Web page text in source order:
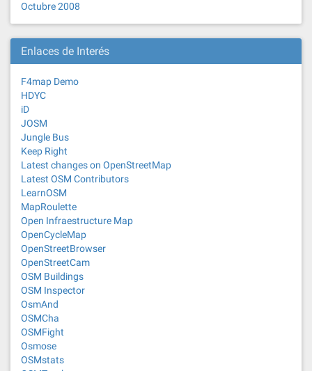
Octubre 2008
Enlaces de Interés
F4map Demo
HDYC
iD
JOSM
Jungle Bus
Keep Right
Latest changes on OpenStreetMap
Latest OSM Contributors
LearnOSM
MapRoulette
Open Infraestructure Map
OpenCycleMap
OpenStreetBrowser
OpenStreetCam
OSM Buildings
OSM Inspector
OsmAnd
OSMCha
OSMFight
Osmose
OSMstats